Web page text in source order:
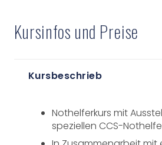
Kursinfos und Preise
Kursbeschrieb
Nothelferkurs mit
speziellen CCS-